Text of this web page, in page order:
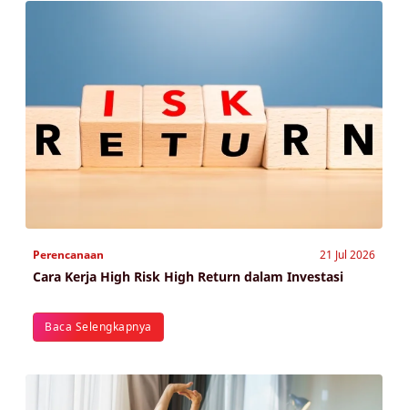
Perencanaan 21 Jul 2026
Cara Kerja High Risk High Return dalam Investasi
Baca Selengkapnya